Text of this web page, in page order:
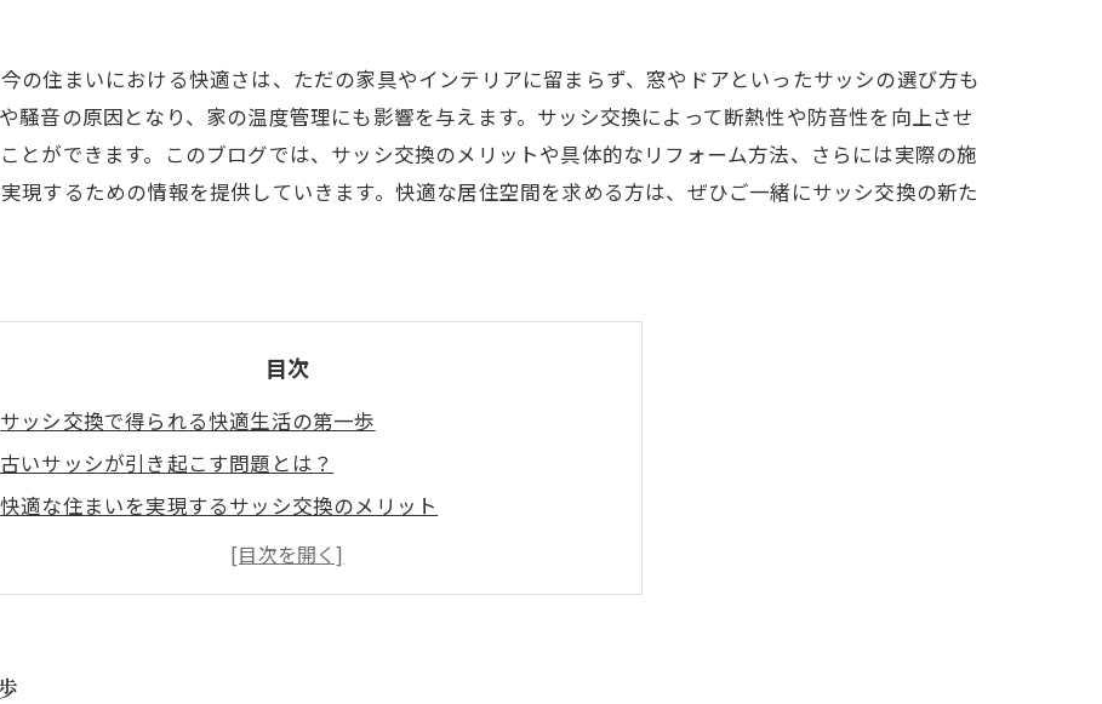
の住まいにおける快適さは、ただの家具やインテリアに留まらず、窓やドアといったサッシの選び方も
騒音の原因となり、家の温度管理にも影響を与えます。サッシ交換によって断熱性や防音性を向上させ
とができます。このブログでは、サッシ交換のメリットや具体的なリフォーム方法、さらには実際の施
現するための情報を提供していきます。快適な居住空間を求める方は、ぜひご一緒にサッシ交換の新た
目次
サッシ交換で得られる快適生活の第一歩
古いサッシが引き起こす問題とは？
快適な住まいを実現するサッシ交換のメリット
理想の住環境を目指す！サッシ交換の具体的な手法
実際の施工例を通じて見るサッシ交換の効果
快適な生活を実現するための最後の一歩、サッシ交換をしよう！